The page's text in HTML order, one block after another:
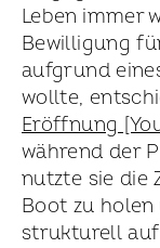
Leben immer
Bewilligung
aufgrund
wollte,
Eröffnung
während der
nutzte sie die
Boot zu holen
strukturell auf